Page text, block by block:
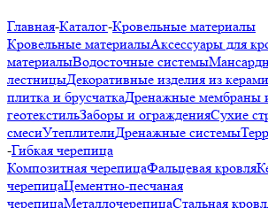
Главная-Каталог-Кровельные материалы
Кровельные материалыАксессуары для
материалыВодосточные системы
лестницыДекоративные изделия из
плитка и брусчаткаДренажные мембраны
геотекстильЗаборы и огражденияСухие
смесиУтеплителиДренажные системы
-Гибкая черепица
Композитная черепицаФальцевая кровля
черепицаЦементно-песчаная
черепицаМеталлочерепицаСтальная